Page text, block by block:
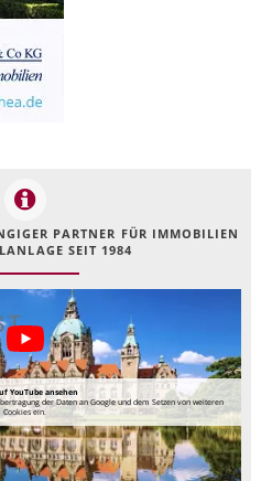
PARTNER FÜR IMMOBILIEN
SEIT 1984
YouTube ansehen
der Daten an Google und dem Setzen von weiteren
Cookies ein.